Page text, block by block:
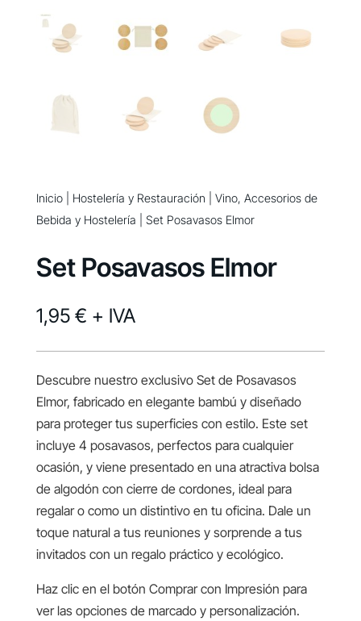
Inicio| Hostelería y Restauración
Vino, Accesorios de
Bebida y Hostelería | Set Posavasos Elmor
Set Posavasos Elmor
1,95 € + IVA
Descubre nuestro exclusivo Set de Posavasos
Elmor, fabricado en elegante bambú y diseñado
para proteger tus superficies con estilo. Este set
incluye 4 posavasos, perfectos para cualquier
ocasión, y viene presentado en una atractiva bolsa
de algodón con cierre de cordones, ideal para
regalar o como un distintivo en tu oficina. Dale un
toque natural a tus reuniones y sorprende a tus
invitados con un regalo práctico y ecológico.
Haz clic en el botón Comprar con Impresión para
ver las opciones de marcado y personalización.